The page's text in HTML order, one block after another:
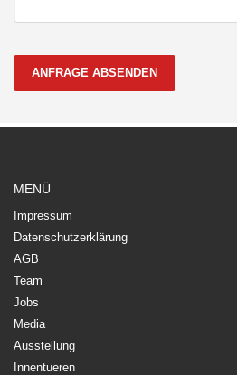
ANFRAGE ABSENDEN
MENÜ
Impressum
Datenschutzerklärung
AGB
Team
Jobs
Media
Ausstellung
Innentueren